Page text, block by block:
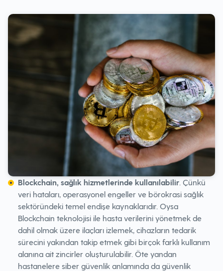
Blockchain, sağlık hizmetlerinde kullanılabilir. Çünkü
veri hataları, operasyonel engeller ve börokrasi sağlık
sektöründeki temel endişe kaynaklarıdır. Oysa
Blockchain teknolojisi ile hasta verilerini yönetmek de
dahil olmak üzere ilaçları izlemek, cihazların tedarik
sürecini yakından takip etmek gibi birçok farklı kullanım
alanına ait zincirler oluşturulabilir. Öte yandan
hastanelere siber güvenlik anlamında da güvenlik